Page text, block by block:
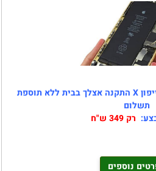
לאייפון X התקנה אצלך בבית ללא תוספת
תשלום
רק 349 ש"ח
נוספים